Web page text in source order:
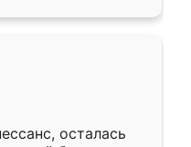
осталась